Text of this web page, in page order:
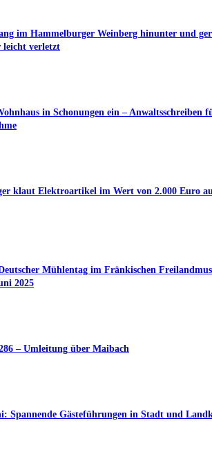
im Hammelburger Weinberg hinunter und
leicht verletzt
in Schonungen ein – Anwaltsschreiben
klaut Elektroartikel im Wert von 2.000 Euro
Mühlentag im Fränkischen
2025
– Umleitung über Maibach
Spannende Gästeführungen in Stadt und